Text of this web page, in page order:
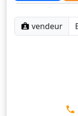
vendeur